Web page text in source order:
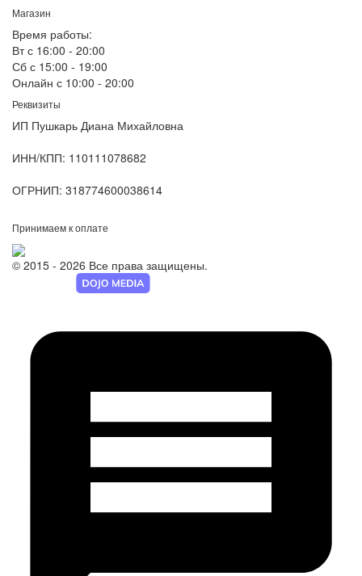
Магазин
Время работы:
Вт с 16:00 - 20:00
Сб с 15:00 - 19:00
Онлайн с 10:00 - 20:00
Реквизиты
ИП Пушкарь Диана Михайловна
ИНН/КПП: 110111078682
ОГРНИП: 318774600038614
Принимаем к оплате
© 2015 - 2026 Все права защищены.